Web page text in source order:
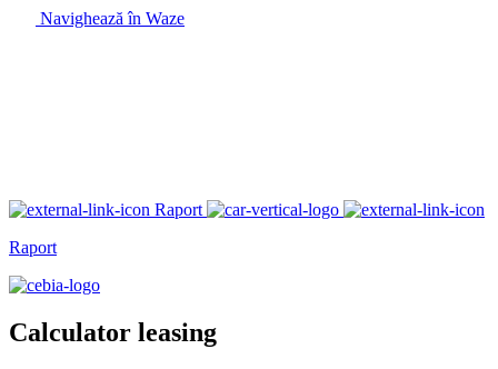
Navighează în Waze
Raport
Raport
Calculator leasing